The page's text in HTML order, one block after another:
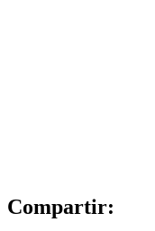
Compartir: